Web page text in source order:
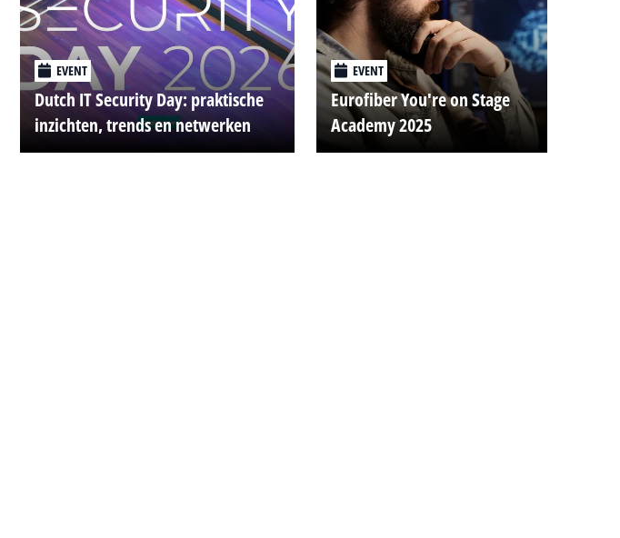
EVENT
Dutch IT Security Day: praktische
inzichten, trends en netwerken
EVENT
Eurofiber You're on Stage
Academy 2025